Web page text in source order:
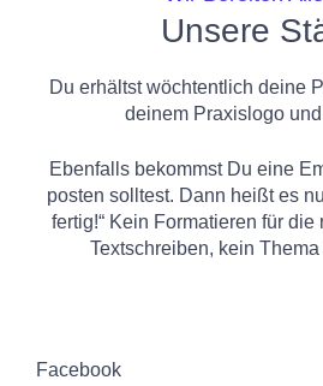
Unsere
Du erhältst wöchtentlich deine
deinem Praxislogo
Ebenfalls bekommst Du eine
posten solltest. Dann heißt es
fertig!“ Kein Formatieren für
Textschreiben, kein
Facebook